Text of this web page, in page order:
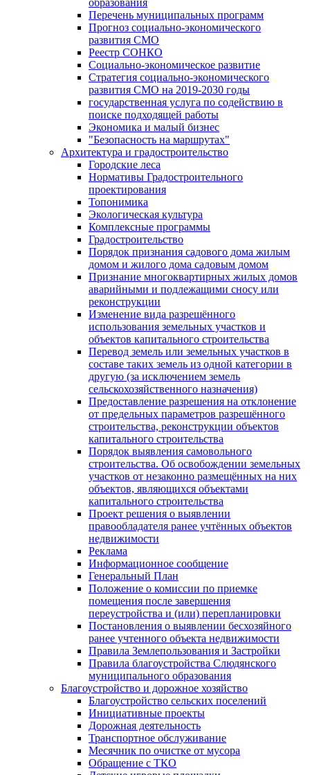
образования
Перечень муниципальных программ
Прогноз социально-экономического
развития СМО
Реестр СОНКО
Социально-экономическое развитие
Стратегия социально-экономического
развития СМО на 2019-2030 годы
государственная услуга по содействию в
поиске подходящей работы
Экономика и малый бизнес
"Безопасность на маршрутах"
Архитектура и градостроительство
Городские леса
Нормативы Градостроительного
проектирования
Топонимика
Экологическая культура
Комплексные программы
Градостроительство
Порядок признания садового дома жилым
домом и жилого дома садовым домом
Признание многоквартирных жилых домов
аварийными и подлежащими сносу или
реконструкции
Изменение вида разрешённого
использования земельных участков и
объектов капитального строительства
Перевод земель или земельных участков в
составе таких земель из одной категории в
другую (за исключением земель
сельскохозяйственного назначения)
Предоставление разрешения на отклонение
от предельных параметров разрешённого
строительства, реконструкции объектов
капитального строительства
Порядок выявления самовольного
строительства. Об освобождении земельных
участков от незаконно размещённых на них
объектов, являющихся объектами
капитального строительства
Проект решения о выявлении
правообладателя ранее учтённых объектов
недвижимости
Реклама
Информационное сообщение
Генеральный План
Положение о комиссии по приемке
помещения после завершения
переустройства и (или) перепланировки
Постановления о выявлении бесхозяйного
ранее учтенного объекта недвижимости
Правила Землепользования и Застройки
Правила благоустройства Слюдянского
муниципального образования
Благоустройство и дорожное хозяйство
Благоустройство сельских поселений
Инициативные проекты
Дорожная деятельность
Транспортное обслуживание
Месячник по очистке от мусора
Обращение с ТКО